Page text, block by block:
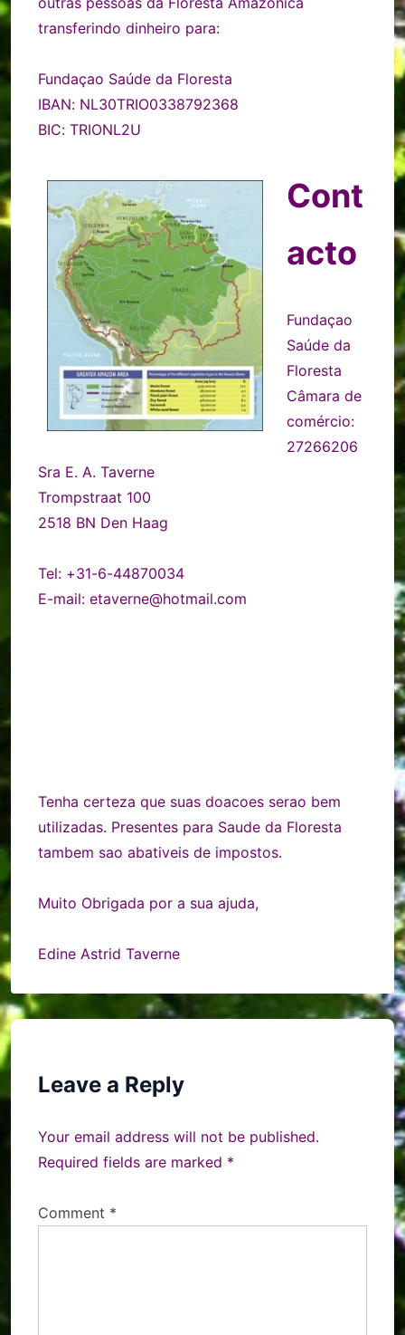
transferindo dinheiro para:
Fundaçao Saúde da Floresta
IBAN: NL30TRIO0338792368
BIC: TRIONL2U
Cont
acto
Fundaçao
Saúde da
Floresta
Câmara de
comércio:
27266206
Sra E. A. Taverne
Trompstraat 100
2518 BN Den Haag
Tel: +31-6-44870034
E-mail: etaverne@hotmail.com
Tenha certeza que suas doacoes serao bem
utilizadas. Presentes para Saude da Floresta
tambem sao abativeis de impostos.
Muito Obrigada por a sua ajuda,
Edine Astrid Taverne
Leave a Reply
Your email address will not be published.
Required fields are marked *
Comment *